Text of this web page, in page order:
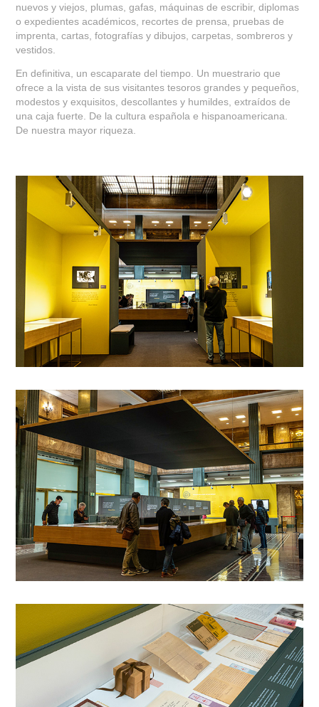
nuevos y viejos, plumas, gafas, máquinas de escribir, diplomas
o expedientes académicos, recortes de prensa, pruebas de
imprenta, cartas, fotografías y dibujos, carpetas, sombreros y
vestidos.
En definitiva, un escaparate del tiempo. Un muestrario que
ofrece a la vista de sus visitantes tesoros grandes y pequeños,
modestos y exquisitos, descollantes y humildes, extraídos de
una caja fuerte. De la cultura española e hispanoamericana.
De nuestra mayor riqueza.